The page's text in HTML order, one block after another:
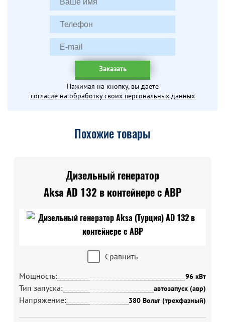
Заказать
Нажимая на кнопку, вы даете
согласие на обработку своих персональных данных
Похожие товары
Дизельный генератор
Aksa AD 132 в контейнере с АВР
Сравнить
Мощность:
96 кВт
Тип запуска: автозапуск (авр)
Напряжение: 380 Вольт (трехфазный)